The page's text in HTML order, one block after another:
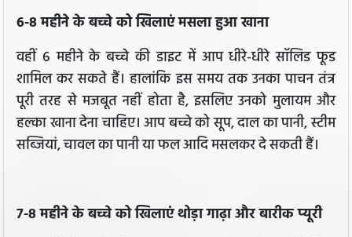
6-8 महीने के बच्चे को खिलाएं मसला हुआ खाना
वहीं 6 महीने के बच्चे की डाइट में आप धीरे-धीरे सॉलिड फूड
शामिल कर सकते हैं। हालांकि इस समय तक उनका पाचन तंत्र
पूरी तरह से मजबूत नहीं होता है, इसलिए उनको मुलायम और
हल्का खाना देना चाहिए। आप बच्चे को सूप, दाल का पानी, स्टीम
सब्जियां, चावल का पानी या फल आदि मसलकर दे सकती हैं।
7-8 महीने के बच्चे को खिलाएं थोड़ा गाढ़ा और बारीक प्यूरी